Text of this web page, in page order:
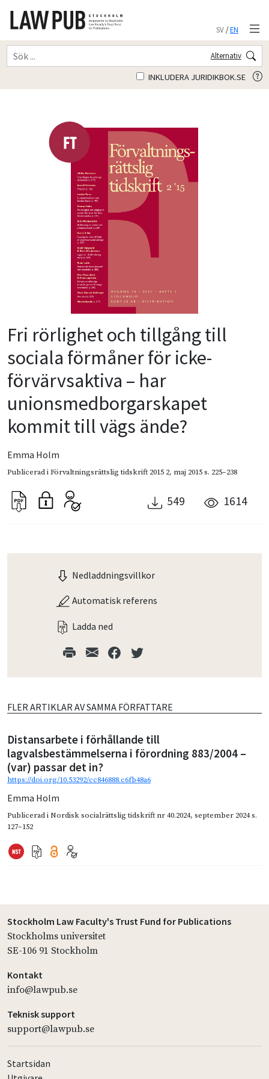
SV/EN
Alternativ
INKLUDERA JURIDIKBOK.SE
Fri rörlighet och tillgång till
sociala förmåner för icke-
förvärvsaktiva – har
unionsmedborgarskapet
kommit till vägs ände?
Emma Holm
Publicerad iFörvaltningsrättslig tidskrift 2015 2, maj 2015s. 225–238
549 1614
Nedladdningsvillkor
Automatisk referens
Ladda ned
FLER ARTIKLAR AV SAMMA FÖRFATTARE
Distansarbete i förhållande till
lagvalsbestämmelserna i förordning 883/2004 –
(var) passar det in?
https://doi.org/10.53292/cc846888.c6fb48a6
Emma Holm
Publicerad iNordisk socialrättslig tidskrift nr 40.2024, september 2024s.
127–152
Stockholm Law Faculty's Trust Fund for Publications
Stockholms universitet
SE-106 91 Stockholm
Kontakt
info@lawpub.se
Teknisk support
support@lawpub.se
Startsidan